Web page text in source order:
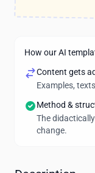
How our AI
Content gets
Examples,
Method &
The
change.